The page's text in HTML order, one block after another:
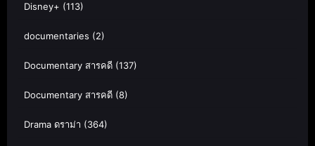
Disney+ (113)
documentaries (2)
Documentary สารคดี (137)
Documentary สารคดี (8)
Drama ดราม่า (364)